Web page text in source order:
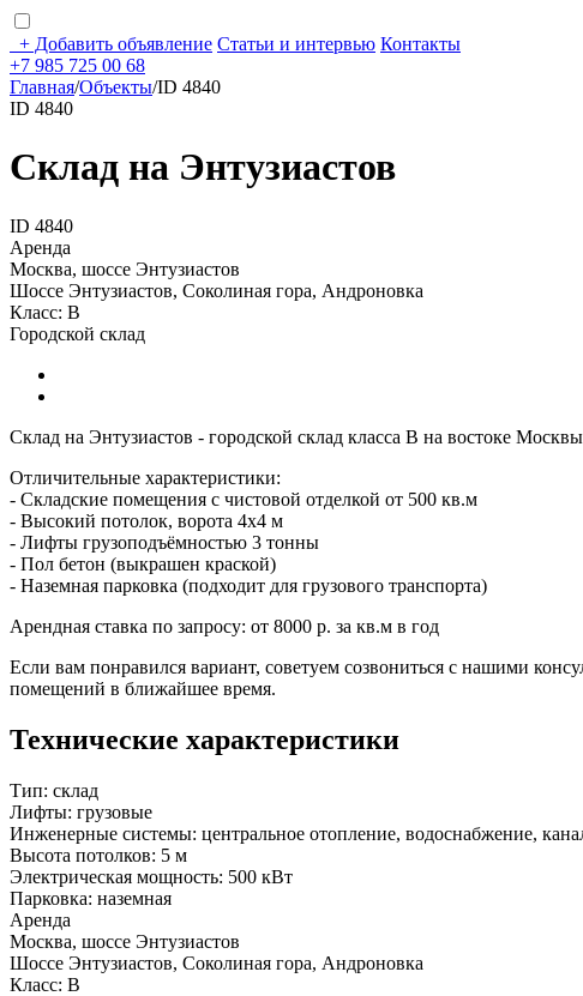
+ Добавить объявление Статьи и интервью Контакты
+7 985 725 00 68
Главная/Объекты/ID 4840
ID 4840
Склад на Энтузиастов
ID 4840
Аренда
Москва, шоссе Энтузиастов
Шоссе Энтузиастов, Соколиная гора, Андроновка
Класс: В
Городской склад
Склад на Энтузиастов - городской склад класса В на востоке
Отличительные характеристики:
- Складские помещения с чистовой отделкой от 500 кв.м
- Высокий потолок, ворота 4х4 м
- Лифты грузоподъёмностью 3 тонны
- Пол бетон (выкрашен краской)
- Наземная парковка (подходит для грузового транспорта)
Арендная ставка по запросу: от 8000 р. за кв.м в год
Если вам понравился вариант, советуем созвониться с нашими
помещений в ближайшее время.
Технические характеристики
Тип: склад
Лифты: грузовые
Инженерные системы: центральное отопление, водоснабжение,
Высота потолков: 5 м
Электрическая мощность: 500 кВт
Парковка: наземная
Аренда
Москва, шоссе Энтузиастов
Шоссе Энтузиастов, Соколиная гора, Андроновка
Класс: В